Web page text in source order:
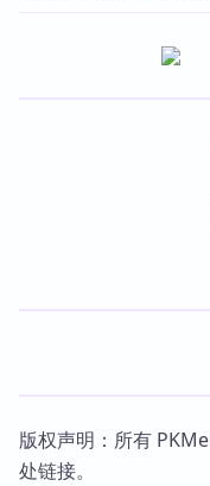
版权声明：所有
处链接。